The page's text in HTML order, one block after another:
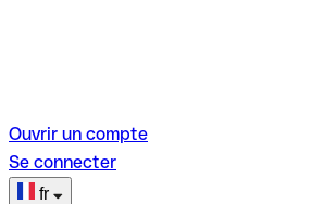
Ouvrir un compte
Se connecter
fr